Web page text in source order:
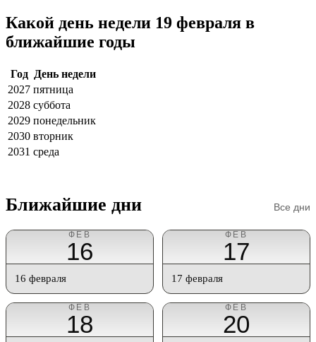
Какой день недели 19 февраля в
ближайшие годы
Год
День недели
2027 пятница
2028 суббота
2029 понедельник
2030 вторник
2031 среда
Ближайшие дни Все дни
ФЕВ
16
16 февраля
ФЕВ
17
17 февраля
ФЕВ
18
ФЕВ
20